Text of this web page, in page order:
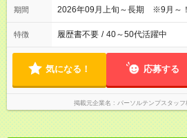
期間 2026年09月上旬～長期 ※9月～！
特徴 履歴書不要 / 40～50代活躍中
気になる！ 応募する
掲載元企業名 パーソルテンプスタッ